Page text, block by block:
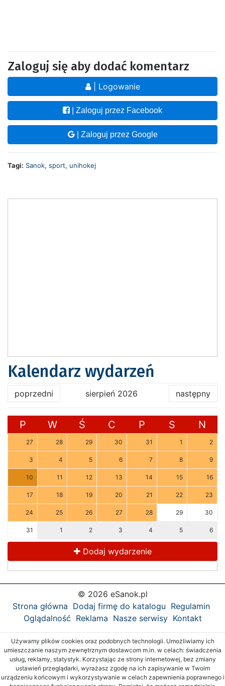
Zaloguj się aby dodać komentarz
| Logowanie
| Zaloguj przez Facebook
| Zaloguj przez Google
Tagi: Sanok, sport, unihokej
Kalendarz wydarzeń
poprzedni sierpień 2026 następny
P W Ś C P S N
27 28 29 30 31 1 2
3 4 5 6 7 8 9
10 11 12 13 14 15 16
17 18 19 20 21 22 23
24 25 26 27 28 29 30
31 1 2 3 4 5 6
Dodaj wydarzenie
© 2026 eSanok.pl
Strona główna Dodaj firmę do katalogu Regulamin
Oglądalność Reklama Nasze serwisy Kontakt
Używamy plików cookies oraz podobnych technologii. Umożliwiamy ich
umieszczanie naszym zewnętrznym dostawcom m.in. w celach: świadczenia
usług, reklamy, statystyk. Korzystając ze strony internetowej, bez zmiany
ustawień przeglądarki, wyrażasz zgodę na ich zapisywanie w Twoim
urządzeniu końcowym i wykorzystywanie w celach zapewnienia poprawnego i